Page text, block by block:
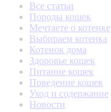
Все статьи
Породы кошек
Мечтаете о котенке
Выбираем котенка
Котенок дома
Здоровье кошек
Питание кошек
Поведение кошек
Уход и содержание
Новости